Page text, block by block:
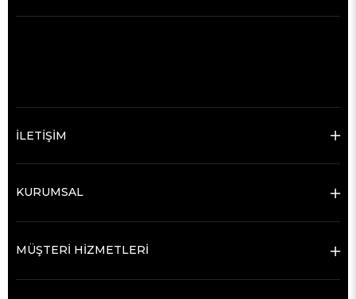
İLETİŞİM
KURUMSAL
MÜŞTERİ HİZMETLERİ